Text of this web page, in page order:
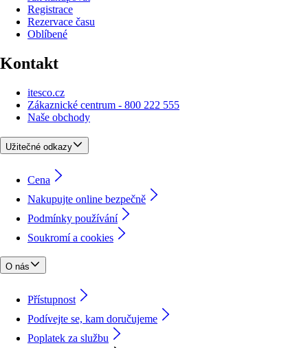
Registrace
Rezervace času
Oblíbené
Kontakt
itesco.cz
Zákaznické centrum - 800 222 555
Naše obchody
Užitečné odkazy
Cena
Nakupujte online bezpečně
Podmínky používání
Soukromí a cookies
O nás
Přístupnost
Podívejte se, kam doručujeme
Poplatek za službu